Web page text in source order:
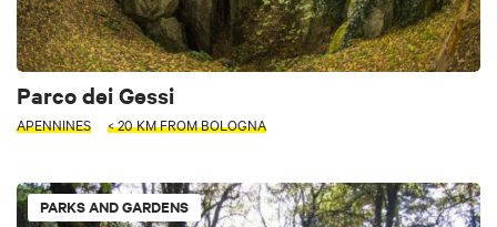
Parco dei Gessi
APENNINES < 20 KM FROM BOLOGNA
PARKS AND GARDENS